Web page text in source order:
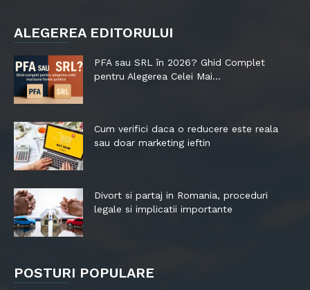
ALEGEREA EDITORULUI
PFA sau SRL în 2026? Ghid Complet
pentru Alegerea Celei Mai...
Cum verifici daca o reducere este reala
sau doar marketing ieftin
Divort si partaj in Romania, proceduri
legale si implicatii importante
POSTURI POPULARE